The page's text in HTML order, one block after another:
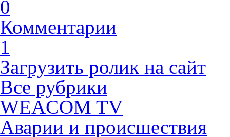
0
Комментарии
1
Загрузить ролик на сайт
Все рубрики
WEACOM TV
Аварии и происшествия